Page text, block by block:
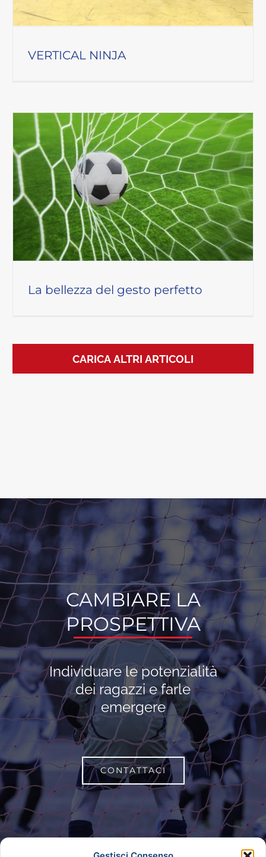
VERTICAL NINJA
La bellezza del gesto perfetto
CARICA ALTRI ARTICOLI
CAMBIARE LA
PROSPETTIVA
Individuare le potenzialità
dei ragazzi e farle
emergere
CONTATTACI